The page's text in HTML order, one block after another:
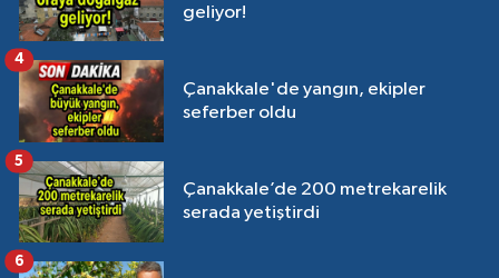
geliyor!
Çanakkale'de yangın, ekipler
seferber oldu
4
Çanakkale’de 200 metrekarelik
serada yetiştirdi
5
6